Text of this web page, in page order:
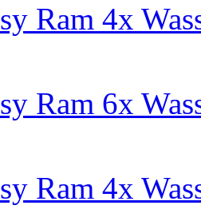
Ram 4x
Ram 6x
Ram 4x